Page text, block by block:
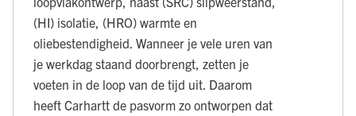
(HI) isolatie, (HRO) warmte en
oliebestendigheid. Wanneer je vele uren van
je werkdag staand doorbrengt, zetten je
voeten in de loop van de tijd uit. Daarom
heeft Carhartt de pasvorm zo ontworpen dat